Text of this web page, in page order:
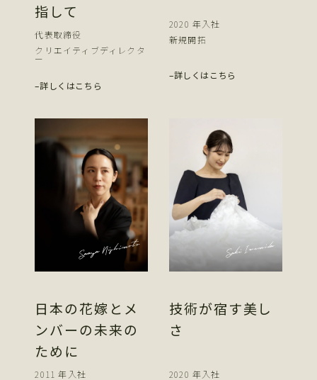
指して
代表取締役
クリエイティブディレクタ
ー
詳しくはこちら
2020 年入社
新規開拓
詳しくはこちら
Saaya Nishimoto
日本の花嫁と メ
ンバーの未来の
ために
2011 年入社
Saki Izumida
技術が宿す美し
さ
2020 年入社